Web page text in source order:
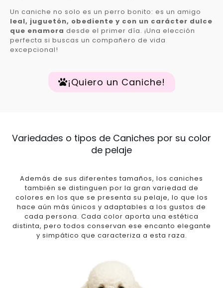
Un caniche no solo es un perro bonito: es un amigo
leal, juguetón, obediente y con un carácter dulce
que enamora desde el primer día. ¡Una elección
perfecta si buscas un compañero de vida
excepcional!
¡Quiero un Caniche!
Variedades o tipos de Caniches por su color
de pelaje
Además de sus diferentes tamaños, los caniches
también se distinguen por la gran variedad de
colores en los que se presenta su pelaje, lo que los
hace aún más únicos y adaptables a los gustos de
cada persona. Cada color aporta una estética
distinta, pero todos conservan ese encanto elegante
y simpático que caracteriza a esta raza.